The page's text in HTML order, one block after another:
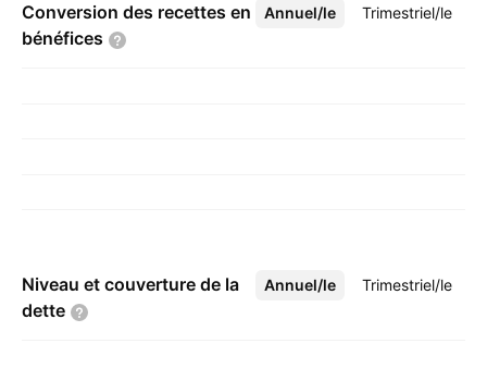
Conversion des recettes en
bénéfices
Annuel/le Trimestriel/le
Plus
Niveau et couverture de la
dette
Annuel/le Trimestriel/le
Plus